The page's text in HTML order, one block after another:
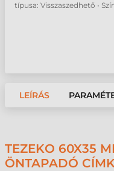
típusa: Visszaszedhető •
LEÍRÁS
TEZEKO 60X35
ÖNTAPADÓ